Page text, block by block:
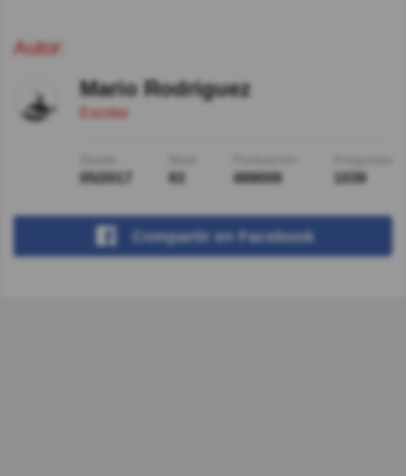
Autor:
Mario Rodriguez
Escritor
05/2017 93 489009 1039
Compartir en Facebook